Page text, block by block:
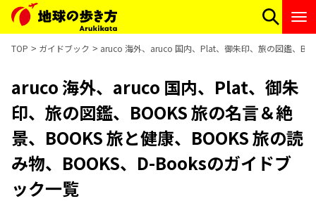
TOP ガイドブック aruco 海外、aruco 国内、Plat、御朱印、旅の図鑑、
aruco 海外、aruco 国内、Plat、御朱
印、旅の図鑑、BOOKS 旅の名言＆絶
景、BOOKS 旅と健康、BOOKS 旅の読
み物、BOOKS、D-Booksのガイドブ
ック一覧